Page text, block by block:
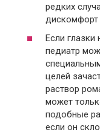
редких
Если глазки
педиатр
целей
раствор
может
подобные
если он